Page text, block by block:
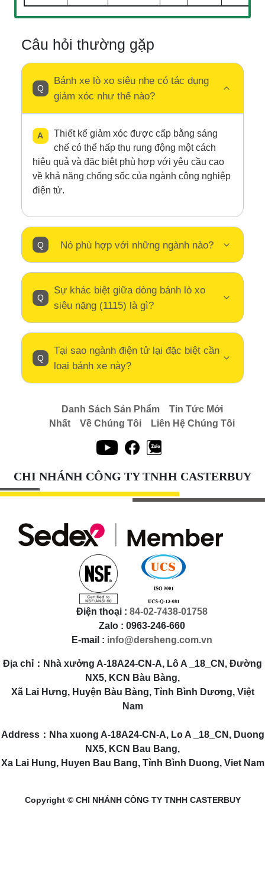
Câu hỏi thường gặp
Bánh xe lò xo siêu nhẹ có tác dụng
giảm xóc như thế nào?
Thiết kế giảm xóc được cấp bằng sáng
chế có thể hấp thụ rung động một cách
hiệu quả và đặc biệt phù hợp với yêu cầu cao
về khả năng chống sốc của ngành công nghiệp
điện tử.
Nó phù hợp với những ngành nào?
Sự khác biệt giữa dòng bánh lò xo
siêu nặng (1115) là gì?
Tại sao ngành điện tử lại đặc biệt cần
loại bánh xe này?
Danh Sách Sản Phẩm
Tin Tức Mới
Nhất
Về Chúng Tôi Liên Hệ Chúng Tôi
CHI NHÁNH CÔNG TY TNHH CASTERBUY
Điện thoại : 84-02-7438-01758
Zalo : 0963-246-660
E-mail : info@dersheng.com.vn
Địa chỉ：Nhà xưởng A-18A24-CN-A, Lô A _18_CN, Đường
NX5, KCN Bàu Bàng,
Xã Lai Hưng, Huyện Bàu Bàng, Tỉnh Bình Dương, Việt
Nam
Address：Nha xuong A-18A24-CN-A, Lo A _18_CN, Duong
NX5, KCN Bau Bang,
Xa Lai Hung, Huyen Bau Bang, Tỉnh Bình Duong, Viet Nam
Copyright © CHI NHÁNH CÔNG TY TNHH CASTERBUY